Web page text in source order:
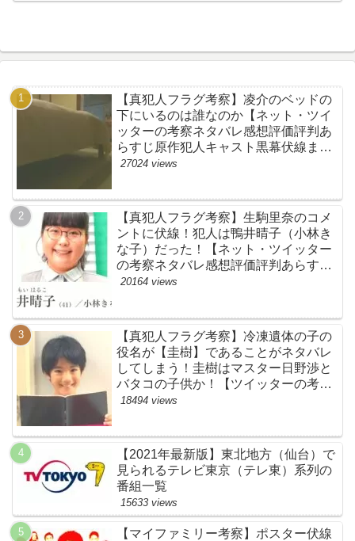
【真犯人フラグ考察】凌介のベッドの
下にいるのは誰なのか【ネット・ツイ
ッターの考察ネタバレ感想評価評判あ
らすじ原作犯人キャスト黒幕伏線まと
め】
27024 views
【真犯人フラグ考察】生駒里奈のコメ
ントに伏線！犯人は鴨井晴子（小林き
な子）だった！【ネット・ツイッター
の考察ネタバレ感想評価評判あらすじ
原作犯人キャスト黒幕伏線まとめ・鴨
20164 views
【真犯人フラグ考察】冷凍遺体の子の
役名が【圭樹】であることがネタバレ
してしまう！圭樹はマスター日野渉と
バタコの子供か！【ツイッターの考察
ネタバレ感想評価評判あらすじ原作犯
18494 views
【2021年最新版】東北地方（仙台）で
見られるテレビ東京（テレ東）系列の
番組一覧
15633 views
【マイファミリー考察】ポスター伏線